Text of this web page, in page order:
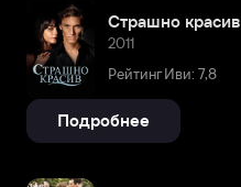
Страшно красив
2011
Рейтинг Иви: 7,8
Подробнее